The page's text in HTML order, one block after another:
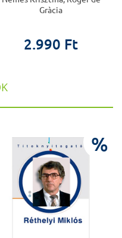
Gràcia
2.990 Ft
%